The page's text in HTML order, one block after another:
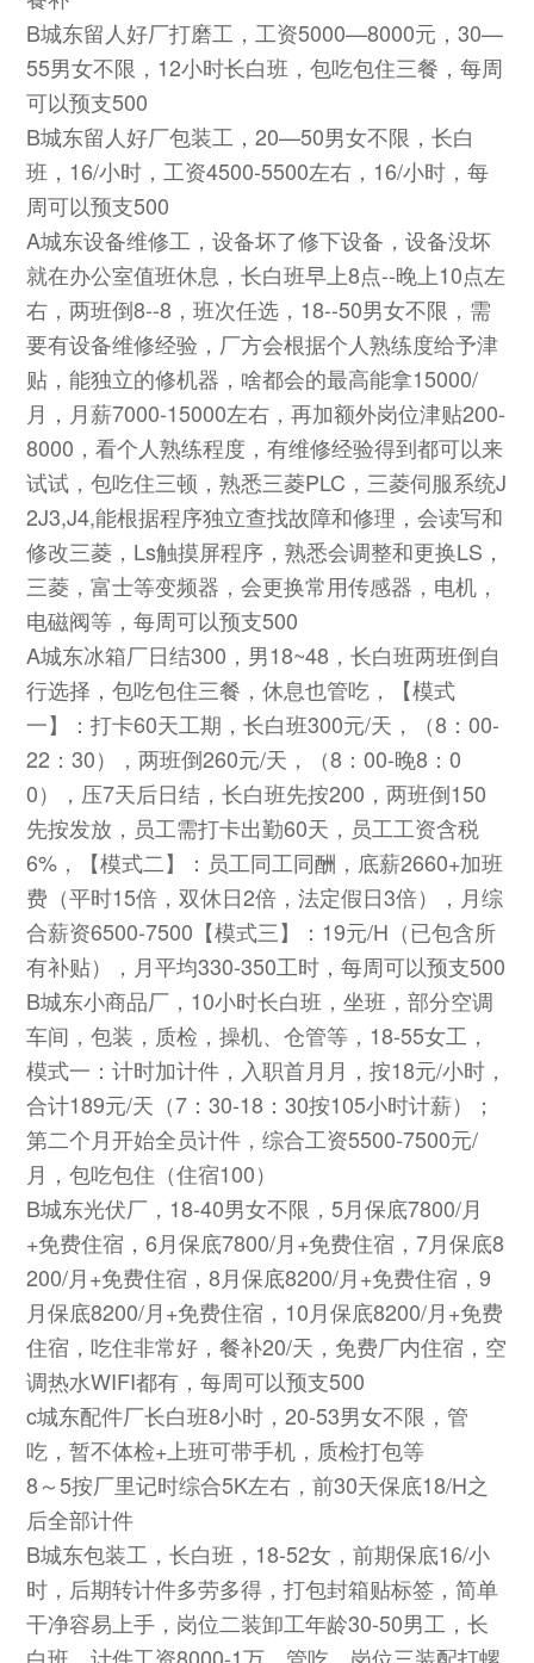
B城东留人好厂打磨工，工资5000—8000元，30—
55男女不限，12小时长白班，包吃包住三餐，每周
可以预支500
B城东留人好厂包装工，20—50男女不限，长白
班，16/小时，工资4500-5500左右，16/小时，每
周可以预支500
A城东设备维修工，设备坏了修下设备，设备没坏
就在办公室值班休息，长白班早上8点--晚上10点左
右，两班倒8--8，班次任选，18--50男女不限，需
要有设备维修经验，厂方会根据个人熟练度给予津
贴，能独立的修机器，啥都会的最高能拿15000/
月，月薪7000-15000左右，再加额外岗位津贴200-
8000，看个人熟练程度，有维修经验得到都可以来
试试，包吃住三顿，熟悉三菱PLC，三菱伺服系统J
2J3,J4,能根据程序独立查找故障和修理，会读写和
修改三菱，Ls触摸屏程序，熟悉会调整和更换LS，
三菱，富士等变频器，会更换常用传感器，电机，
电磁阀等，每周可以预支500
A城东冰箱厂日结300，男18~48，长白班两班倒自
行选择，包吃包住三餐，休息也管吃，【模式
一】：打卡60天工期，长白班300元/天，（8：00-
22：30），两班倒260元/天，（8：00-晚8：0
0），压7天后日结，长白班先按200，两班倒150
先按发放，员工需打卡出勤60天，员工工资含税
6%，【模式二】：员工同工同酬，底薪2660+加班
费（平时15倍，双休日2倍，法定假日3倍），月综
合薪资6500-7500【模式三】：19元/H（已包含所
有补贴），月平均330-350工时，每周可以预支500
B城东小商品厂，10小时长白班，坐班，部分空调
车间，包装，质检，操机、仓管等，18-55女工，
模式一：计时加计件，入职首月月，按18元/小时，
合计189元/天（7：30-18：30按105小时计薪）；
第二个月开始全员计件，综合工资5500-7500元/
月，包吃包住（住宿100）
B城东光伏厂，18-40男女不限，5月保底7800/月
+免费住宿，6月保底7800/月+免费住宿，7月保底8
200/月+免费住宿，8月保底8200/月+免费住宿，9
月保底8200/月+免费住宿，10月保底8200/月+免费
住宿，吃住非常好，餐补20/天，免费厂内住宿，空
调热水WIFI都有，每周可以预支500
c城东配件厂长白班8小时，20-53男女不限，管
吃，暂不体检+上班可带手机，质检打包等
8～5按厂里记时综合5K左右，前30天保底18/H之
后全部计件
B城东包装工，长白班，18-52女，前期保底16/小
时，后期转计件多劳多得，打包封箱贴标签，简单
干净容易上手，岗位二装卸工年龄30-50男工，长
白班，计件工资8000-1万，管吃，岗位三装配打螺